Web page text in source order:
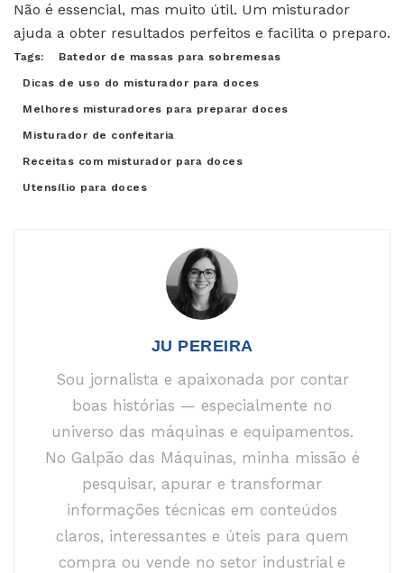
Não é essencial, mas muito útil. Um misturador
ajuda a obter resultados perfeitos e facilita o preparo.
Tags: Batedor de massas para sobremesas
Dicas de uso do misturador para doces
Melhores misturadores para preparar doces
Misturador de confeitaria
Receitas com misturador para doces
Utensílio para doces
JU PEREIRA
Sou jornalista e apaixonada por contar
boas histórias — especialmente no
universo das máquinas e equipamentos.
No Galpão das Máquinas, minha missão é
pesquisar, apurar e transformar
informações técnicas em conteúdos
claros, interessantes e úteis para quem
compra ou vende no setor industrial e